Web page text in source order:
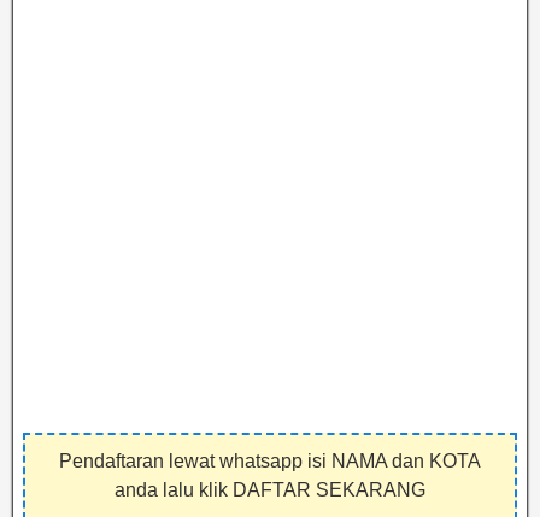
Pendaftaran lewat whatsapp isi NAMA dan KOTA
anda lalu klik DAFTAR SEKARANG